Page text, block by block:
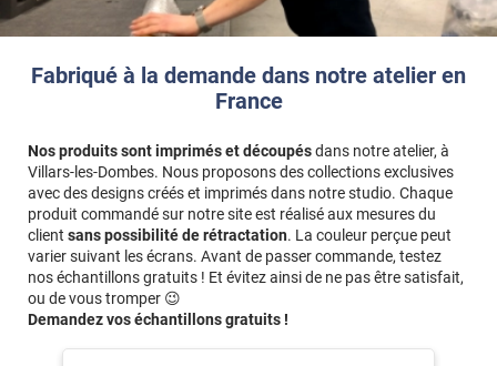
Fabriqué à la demande dans notre atelier en
France
Nos produits sont imprimés et découpésdans notre atelier, à
Villars-les-Dombes. Nous proposons des collections exclusives
avec des designs créés et imprimés dans notre studio. Chaque
produit commandé sur notre site est réalisé aux mesures du
client sans possibilité de rétractation. La couleur perçue peut
varier suivant les écrans. Avant de passer commande, testez
nos échantillons gratuits ! Et évitez ainsi de ne pas être satisfait,
ou de vous tromper 😉
Demandez vos échantillons gratuits !